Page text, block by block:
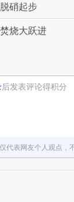
硝起步
烧大跃进
后发表评论得积分
代表网友个人观点，